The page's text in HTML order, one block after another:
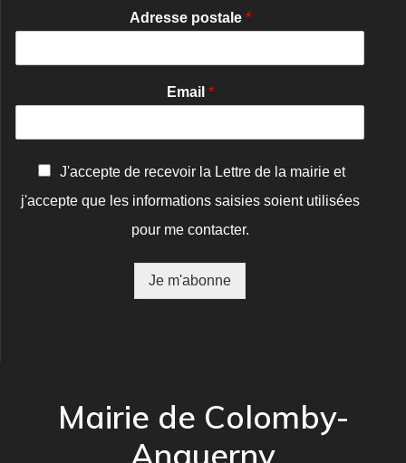
Adresse postale *
Email *
n
J'accepte de recevoir la Lettre de la mairie et
j'accepte que les informations saisies soient utilisées
pour me contacter.
Je m'abonne
Mairie de Colomby-
Anguerny